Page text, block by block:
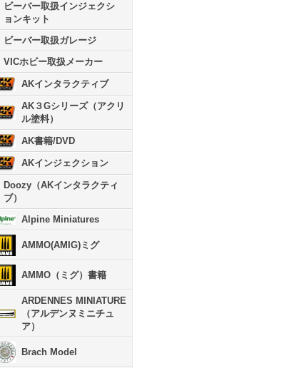
ビーバー取扱インジェクシ
ョンキット
ビーバー取扱ガレージ
VICホビー取扱メーカー
AKインタラクティブ
AK３Gシリーズ（アクリ
ル塗料）
AK書籍/DVD
AKインジェクション
Doozy（AKインタラクティ
ブ）
Alpine Miniatures
AMMO(AMIG)ミグ
AMMO（ミグ）書籍
ARDENNES MINIATURE
（アルデンヌミニチュ
ア）
Brach Model